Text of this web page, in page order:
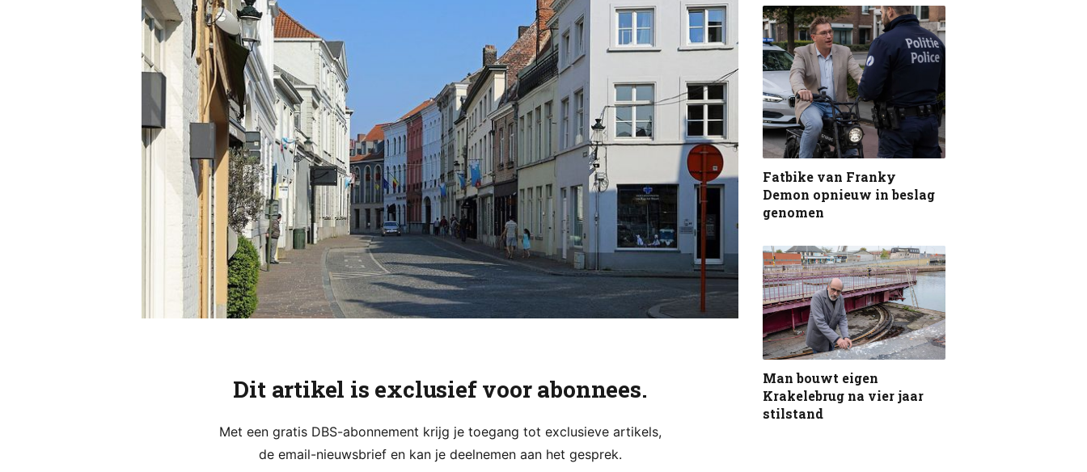
Dit artikel is exclusief voor abonnees.
Met een gratis DBS-abonnement krijg je toegang tot exclusieve artikels,
de email-nieuwsbrief en kan je deelnemen aan het gesprek.
Fatbike van Franky
Demon opnieuw in beslag
genomen
Man bouwt eigen
Krakelebrug na vier jaar
stilstand